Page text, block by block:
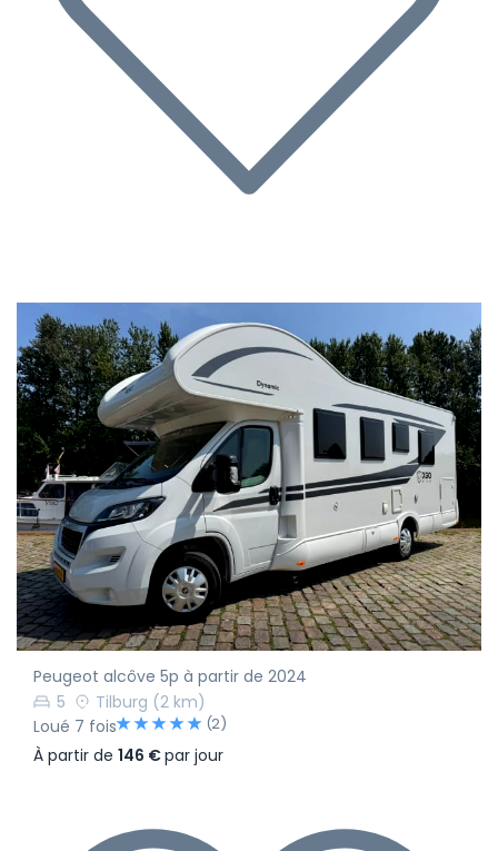
Peugeot alcôve 5p à partir de 2024
5
Tilburg (2 km)
Loué 7 fois
(2)
À partir de 146 €par jour